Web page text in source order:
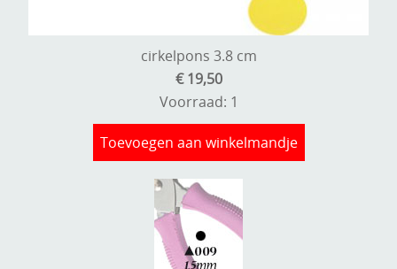
cirkelpons 3.8 cm
€ 19,50
Voorraad: 1
Toevoegen aan winkelmandje